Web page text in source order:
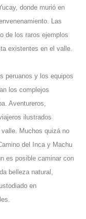
donde murió en
Las
de los raros ejemplos
existentes en el valle.
peruanos y los equipos
los complejos
Aventureros,
ilustrados
Muchos quizá no
del Inca y Machu
es posible caminar con
belleza natural,
en